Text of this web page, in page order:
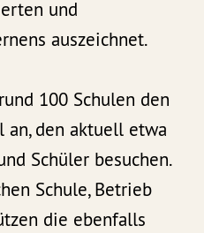
und
auszeichnet.
100 Schulen den
an, den aktuell etwa
Schüler besuchen.
Schule, Betrieb
die ebenfalls